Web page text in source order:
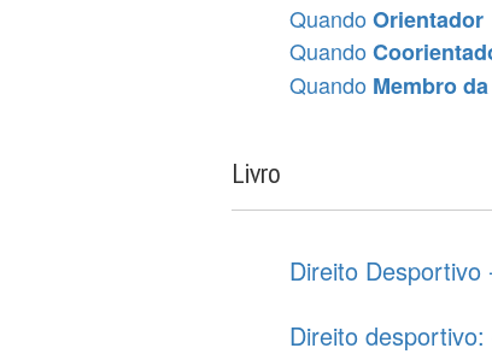
QuandoOrientador
Quando
Quando Membro
Livro
Direito
Direito